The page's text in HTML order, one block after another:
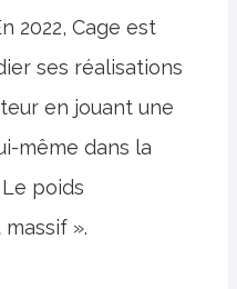
2022, Cage est
ses réalisations
en jouant une
même dans la
poids
».